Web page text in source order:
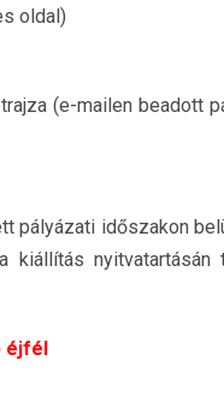
oldal)
(e-mailen beadott
pályázati időszakon
kiállítás nyitvatartásán
éjfél